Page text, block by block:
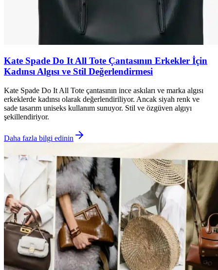
Kate Spade Do It All Tote Çantasının Erkekler İçin
Kadınsı Algısı ve Stil Değerlendirmesi
Kate Spade Do It All Tote çantasının ince askıları ve marka algısı
erkeklerde kadınsı olarak değerlendiriliyor. Ancak siyah renk ve
sade tasarım uniseks kullanım sunuyor. Stil ve özgüven algıyı
şekillendiriyor.
Daha fazla bilgi edinin